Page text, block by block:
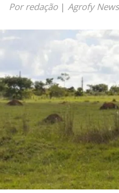
Por redação| Agrofy News